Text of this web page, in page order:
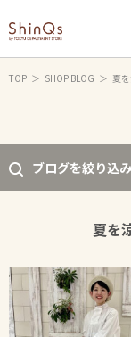
TOP SHOP BLOG 夏
ブログを絞り込
夏を